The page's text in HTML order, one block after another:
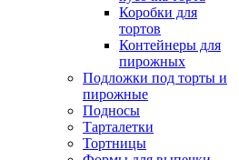
Коробки для
тортов
Контейнеры для
пирожных
Подложки под торты и
пирожные
Подносы
Тарталетки
Тортницы